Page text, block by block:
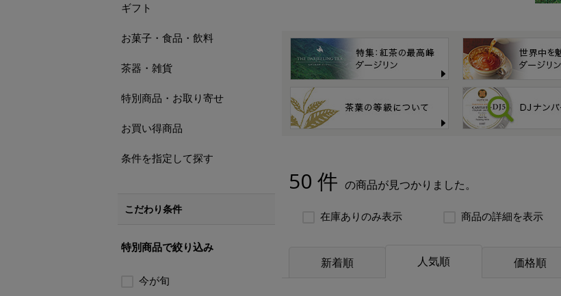
50 件 の商品が見つかりました。
在庫ありのみ表示 商品の詳細を表示
新着順 人気順 価格順
ギフト
お菓子・食品・飲料
茶器・雑貨
特別商品・お取り寄せ
お買い得商品
条件を指定して探す
こだわり条件
特別商品で絞り込み
今が旬